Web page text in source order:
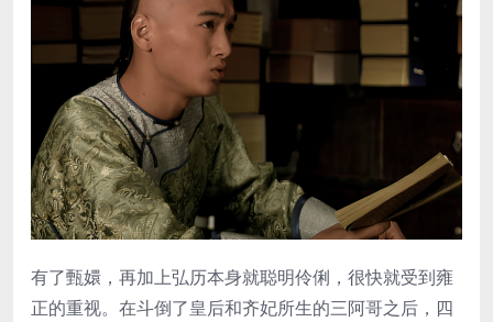
有了甄嬛，再加上弘历本身就聪明伶俐，很快就受到雍
正的重视。在斗倒了皇后和齐妃所生的三阿哥之后，四